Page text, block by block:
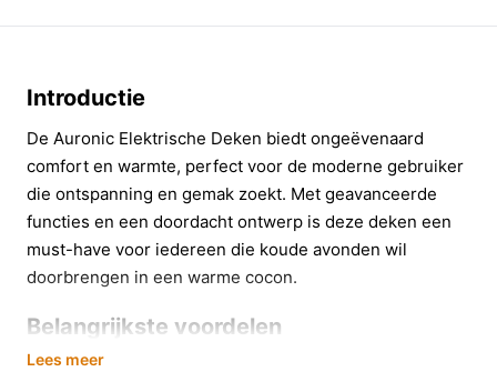
Introductie
De Auronic Elektrische Deken biedt ongeëvenaard
comfort en warmte, perfect voor de moderne gebruiker
die ontspanning en gemak zoekt. Met geavanceerde
functies en een doordacht ontwerp is deze deken een
must-have voor iedereen die koude avonden wil
doorbrengen in een warme cocon.
Belangrijkste voordelen
Deze elektrische warmtedeken is ontworpen met de
Lees meer